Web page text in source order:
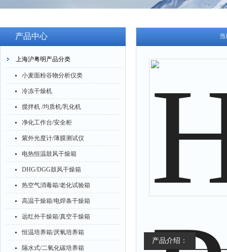
产品中心
上海沪粤明产品分类
小麦面粉谷物分析仪类
冷冻干燥机
搅拌机 /均质机/乳化机
净化工作台/安全柜
紫外光度计/薄膜测试仪
电热恒温鼓风干燥箱
DHG/DGG鼓风干燥箱
热空气消毒箱/老化试验箱
高温干燥箱/电焊条干燥箱
远红外干燥箱/真空干燥箱
恒温培养箱/厌氧培养箱
隔水式/二氧化碳培养箱
当
产品介绍：